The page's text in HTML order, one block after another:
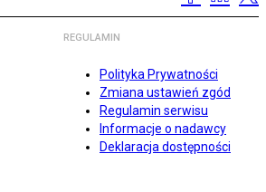
REGULAMIN
Polityka Prywatności
Zmiana ustawień zgód
Regulamin serwisu
Informacje o nadawcy
Deklaracja dostępności